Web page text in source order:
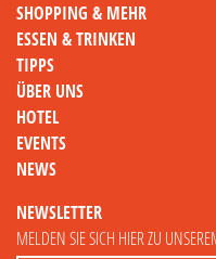
SHOPPING & MEHR
ESSEN & TRINKEN
TIPPS
ÜBER UNS
HOTEL
EVENTS
NEWS
NEWSLETTER
MELDEN SIE SICH HIER ZU